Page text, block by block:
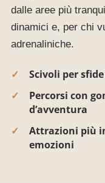
dalle aree più
dinamici e, per chi
adrenaliniche.
Scivoli per
Percorsi con
d’avventura
Attrazioni più
emozioni